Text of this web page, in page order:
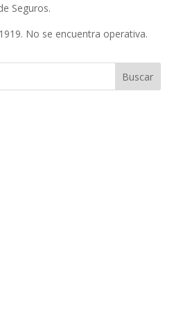
Seguros.
No se encuentra operativa.